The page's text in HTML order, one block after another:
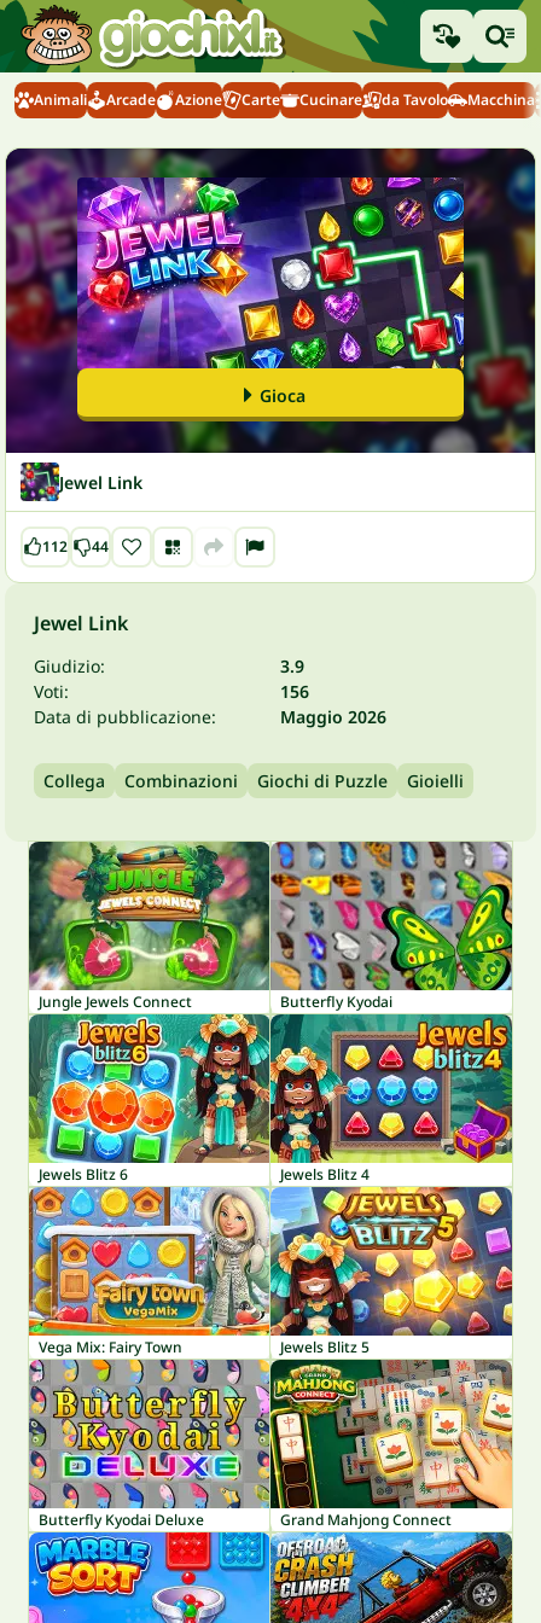
Animali Arcade Azione Carte Cucinare da Tavolo Macchina
Gioca
Jewel Link
112 44
Jewel Link
Giudizio:
3.9
Voti:
156
Data di pubblicazione:
Maggio 2026
Collega Combinazioni Giochi di Puzzle Gioielli
Jungle Jewels Connect Butterfly Kyodai
Jewels Blitz 6 Jewels Blitz 4
Vega Mix: Fairy Town Jewels Blitz 5
Butterfly Kyodai Deluxe Grand Mahjong Connect